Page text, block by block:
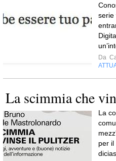
serie
Da
La scimmia che
La
per il